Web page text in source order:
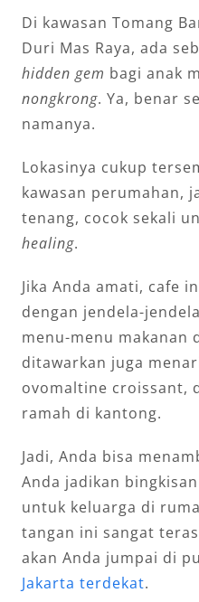
Di kawasan Tomang
Duri Mas Raya, ada
hidden gem bagi anak
nongkrong. Ya, benar
namanya.
Lokasinya cukup
kawasan perumahan,
tenang, cocok sekali
healing.
Jika Anda amati, cafe
dengan jendela-
menu-menu makanan
ditawarkan juga
ovomaltine croissant,
ramah di kantong.
Jadi, Anda bisa
Anda jadikan
untuk keluarga di
tangan ini sangat
akan Anda jumpai di
Jakarta terdekat.